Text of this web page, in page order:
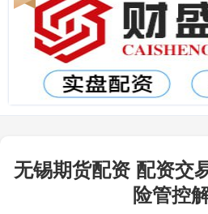
无锡期货配资 配资交
险管控